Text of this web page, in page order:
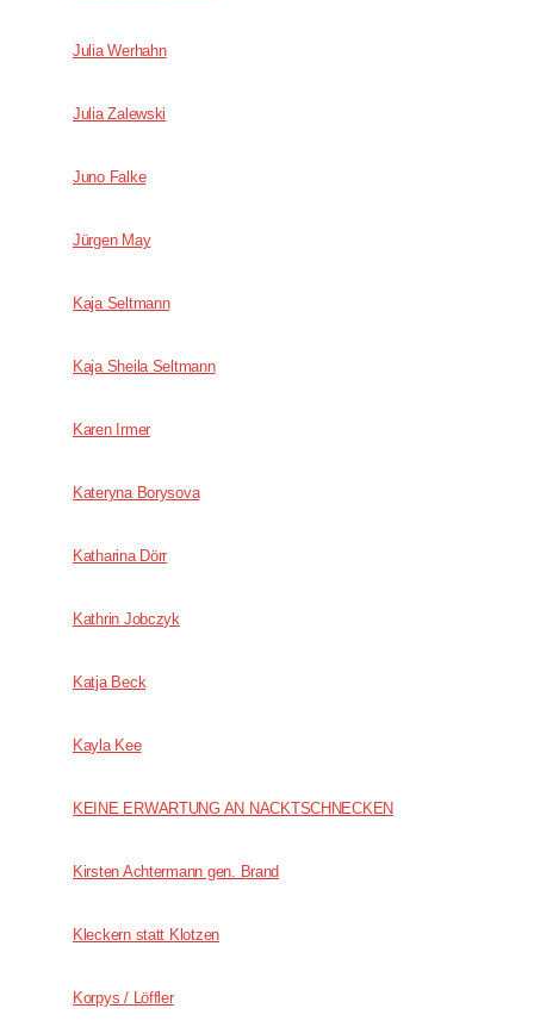
Julia Werhahn
Julia Zalewski
Juno Falke
Jürgen May
Kaja Seltmann
Kaja Sheila Seltmann
Karen Irmer
Kateryna Borysova
Katharina Dörr
Kathrin Jobczyk
Katja Beck
Kayla Kee
KEINE ERWARTUNG AN NACKTSCHNECKEN
Kirsten Achtermann gen. Brand
Kleckern statt Klotzen
Korpys / Löffler